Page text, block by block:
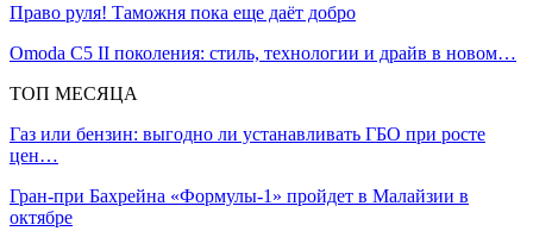
Право руля! Таможня пока еще даёт добро
Omoda C5 II поколения: стиль, технологии и драйв в новом…
ТОП МЕСЯЦА
Газ или бензин: выгодно ли устанавливать ГБО при росте
цен…
Гран‑при Бахрейна «Формулы‑1» пройдет в Малайзии в
октябре